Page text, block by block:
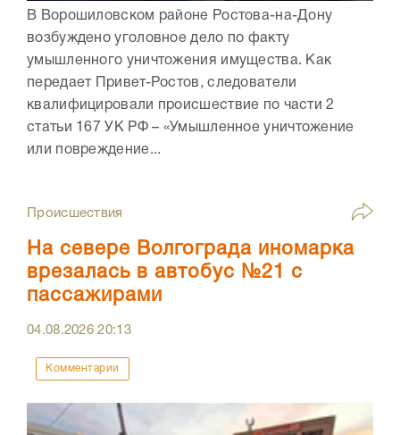
В Ворошиловском районе Ростова-на-Дону
возбуждено уголовное дело по факту
умышленного уничтожения имущества. Как
передает Привет-Ростов, следователи
квалифицировали происшествие по части 2
статьи 167 УК РФ – «Умышленное уничтожение
или повреждение...
Происшествия
На севере Волгограда иномарка
врезалась в автобус №21 с
пассажирами
04.08.202620:13
Комментарии